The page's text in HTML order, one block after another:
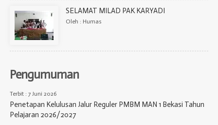
SELAMAT MILAD PAK KARYADI
Oleh : Humas
Pengumuman
Terbit : 7 Juni 2026
Penetapan Kelulusan Jalur Reguler PMBM MAN 1 Bekasi Tahun
Pelajaran 2026/2027